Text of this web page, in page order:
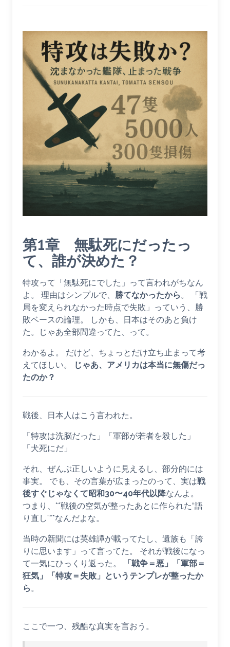
第1章 無駄死にだったっ
て、誰が決めた？
特攻って「無駄死にでした」って言われがちなん
よ。 理由はシンプルで、 勝てなかったから。 「戦
局を変えられなかった時点で失敗」っていう、勝
敗ベースの論理。 しかも、日本はそのあと負け
た。じゃあ全部間違ってた、って。
わかるよ。 だけど、ちょっとだけ立ち止まって考
えてほしい。
じゃあ、アメリカは本当に無傷だっ
たのか？
戦後、日本人はこう言われた。
「特攻は洗脳だった」「軍部が若者を殺した」
「犬死にだ」
それ、ぜんぶ正しいように見えるし、部分的には
事実。 でも、その言葉が広まったのって、実は戦
後すぐじゃなくて昭和30〜40年代以降なんよ。
つまり、**戦後の空気が整ったあとに作られた“語
り直し”**なんだよな。
当時の新聞には英雄譚が載ってたし、遺族も「誇
りに思います」って言ってた。 それが戦後になっ
て一気にひっくり返った。
「戦争＝悪」「軍部＝
狂気」「特攻＝失敗」というテンプレが整ったか
ら。
ここで一つ、残酷な真実を言おう。